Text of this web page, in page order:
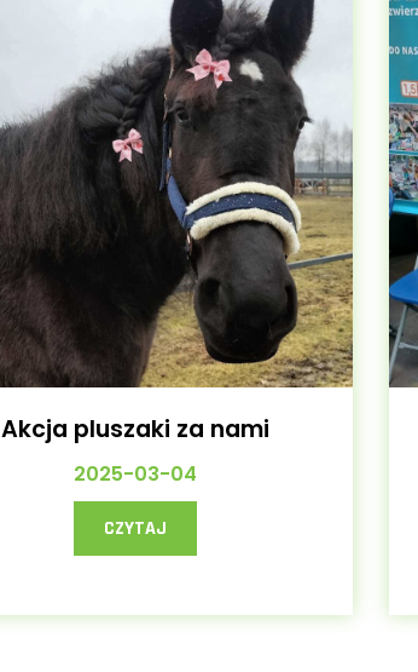
Akcja pluszaki za nami
2025-03-04
CZYTAJ